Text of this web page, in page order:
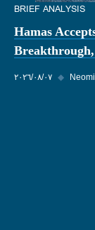
BRIEF ANALYSIS
Hamas
٠٧‏/٠٨‏/٢٠٢٦ ◆